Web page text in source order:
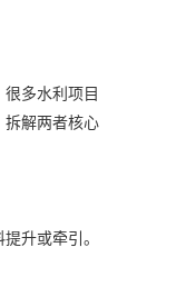
多水利项目
拆解两者核心
升或牵引。